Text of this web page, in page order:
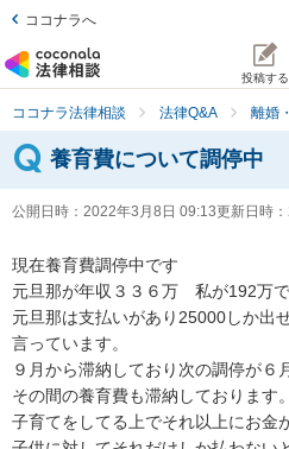
ココナラへ
投稿する
ココナラ法律相談 法律Q&A 離婚
養育費について調停中
公開日時： 2022年3月8日 09:13更新日時：
現在養育費調停中です
元旦那が年収３３６万　私が192万
元旦那は支払いがあり25000しか出
言っています。
９月から滞納しており次の調停が６
その間の養育費も滞納しております。
子育てをしてる上でそれ以上にお金